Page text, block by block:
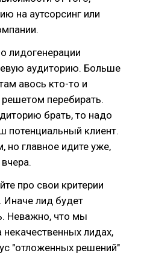
на аутсорсинг или
лидогенерации
аудиторию. Больше
авось кто-то и
перебирать.
брать, то надо
потенциальный клиент.
но главное идите уже,
про свои критерии
Иначе лид будет
Неважно, что мы
лидах,
"отложенных решений"